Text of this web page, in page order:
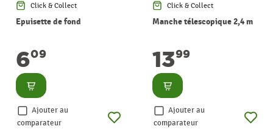
Click & Collect
Epuisette de fond
609
Consulter
Ajouter au
comparateur
Click & Collect
Manche télescopique 2,4 m
1399
Consulter
Ajouter au
comparateur